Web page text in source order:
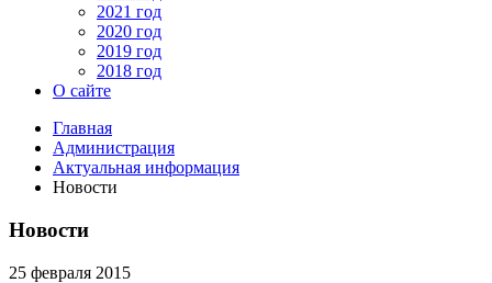
2021 год
2020 год
2019 год
2018 год
О сайте
Главная
Администрация
Актуальная информация
Новости
Новости
25 февраля 2015